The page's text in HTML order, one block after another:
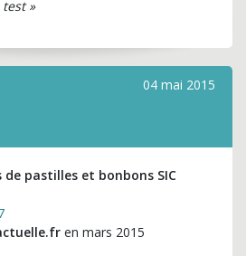
»
04 mai 2015
pastilles et bonbons SIC
en mars 2015